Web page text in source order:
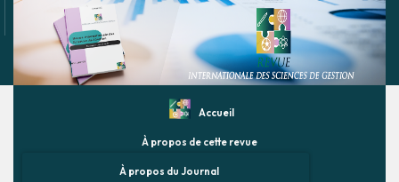
Accueil
À propos de cette revue
À propos du Journal